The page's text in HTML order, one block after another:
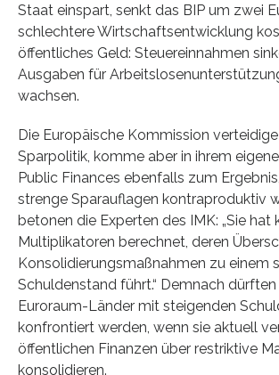
Staat einspart, senkt das BIP um zwei
schlechtere Wirtschaftsentwicklung
öffentliches Geld: Steuereinnahmen
Ausgaben für
wachsen.
Die Europäische Kommission
Sparpolitik, komme aber in ihrem
Public Finances ebenfalls zum
strenge Sparauflagen kontraproduktiv
betonen die Experten des IMK: „Sie hat
Multiplikatoren berechnet, deren
Konsolidierungsmaßnahmen zu einem
Schuldenstand führt.“ Demnach
Euroraum-Länder mit steigenden
konfrontiert werden, wenn sie aktuell
öffentlichen Finanzen über restriktive
konsolidieren.